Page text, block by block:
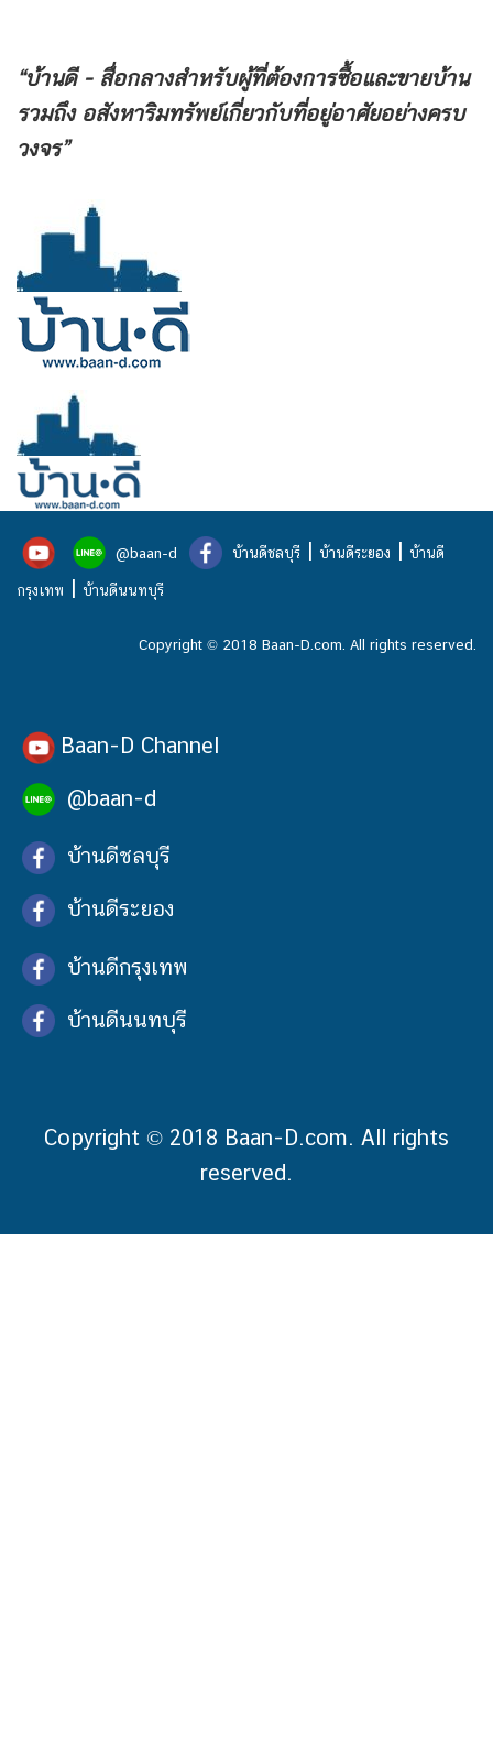
“บ้านดี - สื่อกลางสำหรับผู้ที่ต้องการซื้อและขายบ้าน
รวมถึง อสังหาริมทรัพย์เกี่ยวกับที่อยู่อาศัยอย่างครบ
วงจร”
@baan-d บ้านดีชลบุรี | บ้านดีระยอง | บ้านดี
กรุงเทพ | บ้านดีนนทบุรี
Copyright © 2018 Baan-D.com. All rights reserved.
Baan-D Channel
@baan-d
บ้านดีชลบุรี
บ้านดีระยอง
บ้านดีกรุงเทพ
บ้านดีนนทบุรี
Copyright © 2018 Baan-D.com. All rights
reserved.